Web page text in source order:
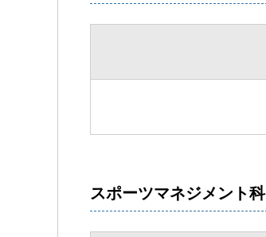
スポーツマネジメント科